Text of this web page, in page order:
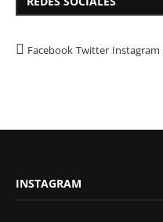
Facebook Twitter Instagram
INSTAGRAM